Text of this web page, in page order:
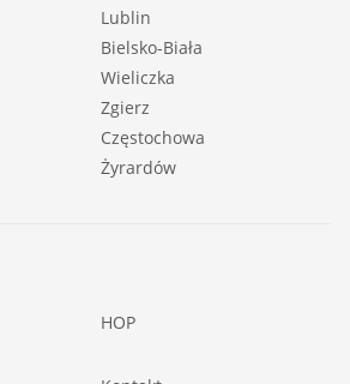
Lublin
Bielsko-Biała
Wieliczka
Zgierz
Częstochowa
Żyrardów
HOP